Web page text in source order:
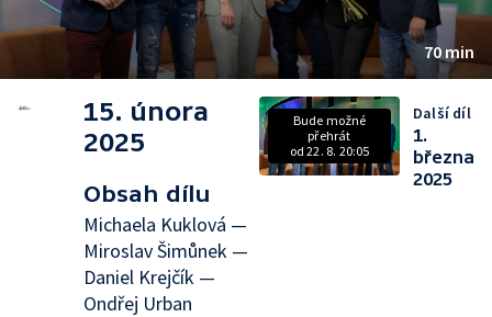
70 min
15. února
2025
Obsah dílu
Michaela Kuklová —
Miroslav Šimůnek —
Daniel Krejčík —
Ondřej Urban
Bude možné
přehrát
od 22. 8. 20:05
Další díl
1.
března
2025